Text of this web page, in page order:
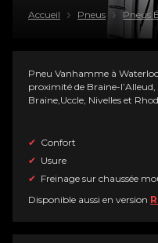
Accueil Pneus Pneus
Pneu Vanhamme à
proximité de Braine-
Braine,Uccle, Nivelles et
Confort
Usure
Freinage sur chaussée
Disponible aussi en version